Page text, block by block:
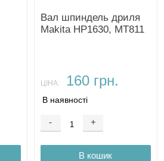
Вал шпиндель дриля
Makita HP1630, MT811
ЦІНА: 160 грн.
В наявності
- +
В кошик